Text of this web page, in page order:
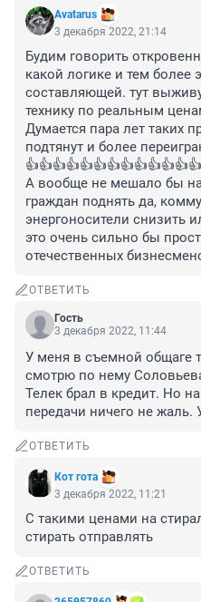
Avatarus
3 декабря 2022, 21:14
Будим говорить
какой логике и тем более
составляющей. тут
технику по реальным
Думается пара лет таких
подтянут и более
А вообще не мешало бы
граждан поднять да,
энергоносители снизить
это очень сильно бы
отечественных
ОТВЕТИТЬ
Гость
3 декабря 2022, 11:44
У меня в съемной общаге
смотрю по нему
Телек брал в кредит. Но
передачи ничего не жаль.
ОТВЕТИТЬ
Кот гота
3 декабря 2022, 11:21
С такими ценами на
стирать отправлять
ОТВЕТИТЬ